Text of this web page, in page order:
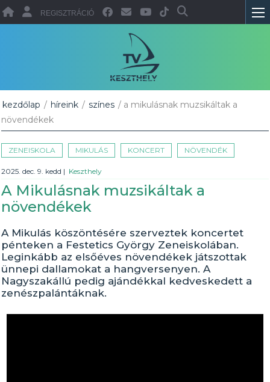
REGISZTRÁCIÓ
kezdőlap / híreink / színes / a mikulásnak muzsikáltak a
növendékek
ZENEISKOLA MIKULÁS KONCERT NÖVENDÉK
2025. dec. 9. kedd | Keszthely
A Mikulásnak muzsikáltak a
növendékek
A Mikulás köszöntésére szerveztek koncertet
pénteken a Festetics György Zeneiskolában.
Leginkább az elsőéves növendékek játszottak
ünnepi dallamokat a hangversenyen. A
Nagyszakállú pedig ajándékkal kedveskedett a
zenészpalántáknak.